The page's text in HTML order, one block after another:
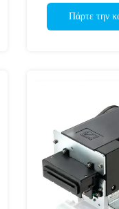
Πάρτε την